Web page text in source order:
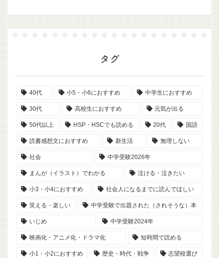
タグ
40代 小5・小6におすすめ 中学生におすすめ
30代 高校生におすすめ 元気が出る
50代以上 HSP・HSCでも読める 20代 国語
読書感想文におすすめ 新生活 無理しない
社会 中学受験2026年
まんが（イラスト）でわかる 泣ける・泣きたい
小3・小4におすすめ 社会人になるまでに読んでほしい
笑える・楽しい 中学受験で出題された（されそうな）本
いじめ 中学受験2024年
映画化・アニメ化・ドラマ化 短時間で読める
小1・小2におすすめ 歴史・時代・戦争 志望校選び